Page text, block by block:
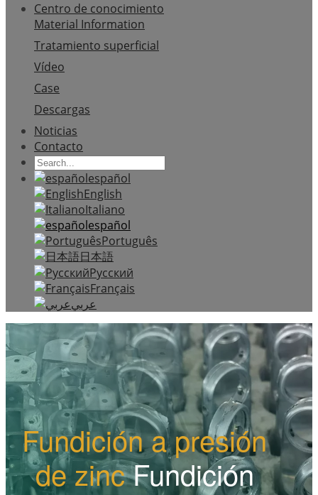
Centro de conocimiento
Material Information
Tratamiento superficial
Vídeo
Case
Descargas
Noticias
Contacto
español
English
Italiano
español
Português
日本語
Русский
Français
عربي
Fundición a presión
de zincFundición